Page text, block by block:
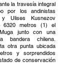
la travesía integral
por los andinistas
Ulises Kusnezov
6320 metros (1) el
junto con una
bandera chilena.
otra punta ubicada
y sorprendidos
de conservación